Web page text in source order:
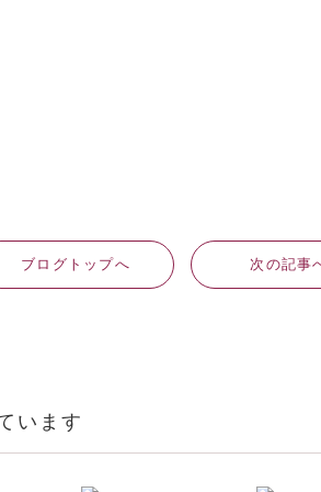
ブログ トップへ 次 の記事
います